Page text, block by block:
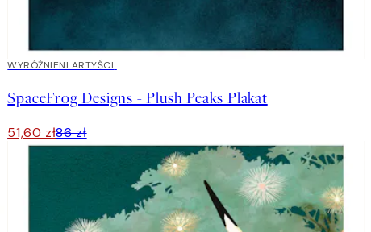
40%*
WYRÓŻNIENI ARTYŚCI
SpaceFrog Designs - Plush Peaks Plakat
51,60 zł86 zł